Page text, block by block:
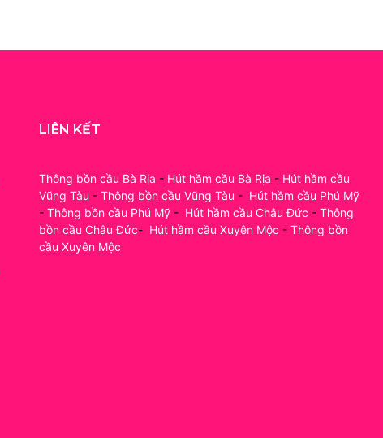
LIÊN KẾT
Thông bồn cầu Bà Rịa - Hút hầm cầu Bà Rịa - Hút hầm cầu
Vũng Tàu - Thông bồn cầu Vũng Tàu - Hút hầm cầu Phú Mỹ
- Thông bồn cầu Phú Mỹ - Hút hầm cầu Châu Đức - Thông
bồn cầu Châu Đức- Hút hầm cầu Xuyên Mộc - Thông bồn
cầu Xuyên Mộc